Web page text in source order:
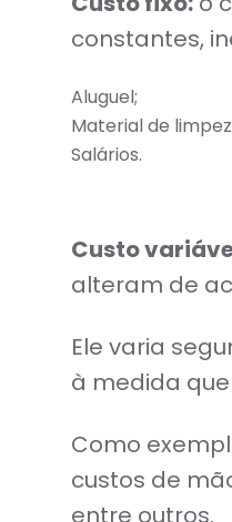
constantes,
Aluguel;
Material de
Salários.
Custo
alteram de
Ele varia
à medida
Como
custos de
entre outros.